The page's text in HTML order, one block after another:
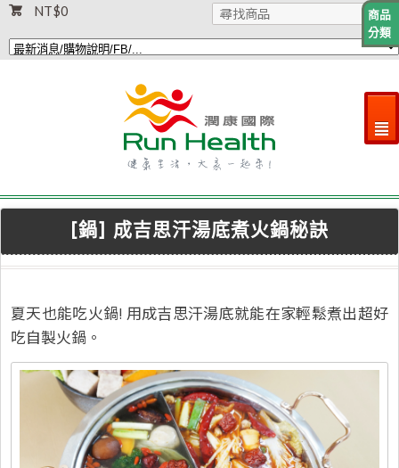
NT$0
²
商品
分類
[鍋] 成吉思汗湯底煮火鍋秘訣
夏天也能吃火鍋! 用成吉思汗湯底就能在家輕鬆煮出超好
吃自製火鍋。